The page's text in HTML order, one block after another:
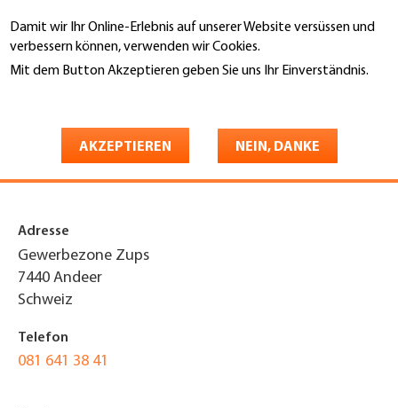
Damit wir Ihr Online-Erlebnis auf unserer Website versüssen und
verbessern können, verwenden wir Cookies.
Mit dem Button Akzeptieren geben Sie uns Ihr Einverständnis.
AKZEPTIEREN NEIN, DANKE
zum
Inhalt
Torri Spenglerei -
Bedachungen
Adresse
Gewerbezone Zups
7440 Andeer
Schweiz
Telefon
081 641 38 41